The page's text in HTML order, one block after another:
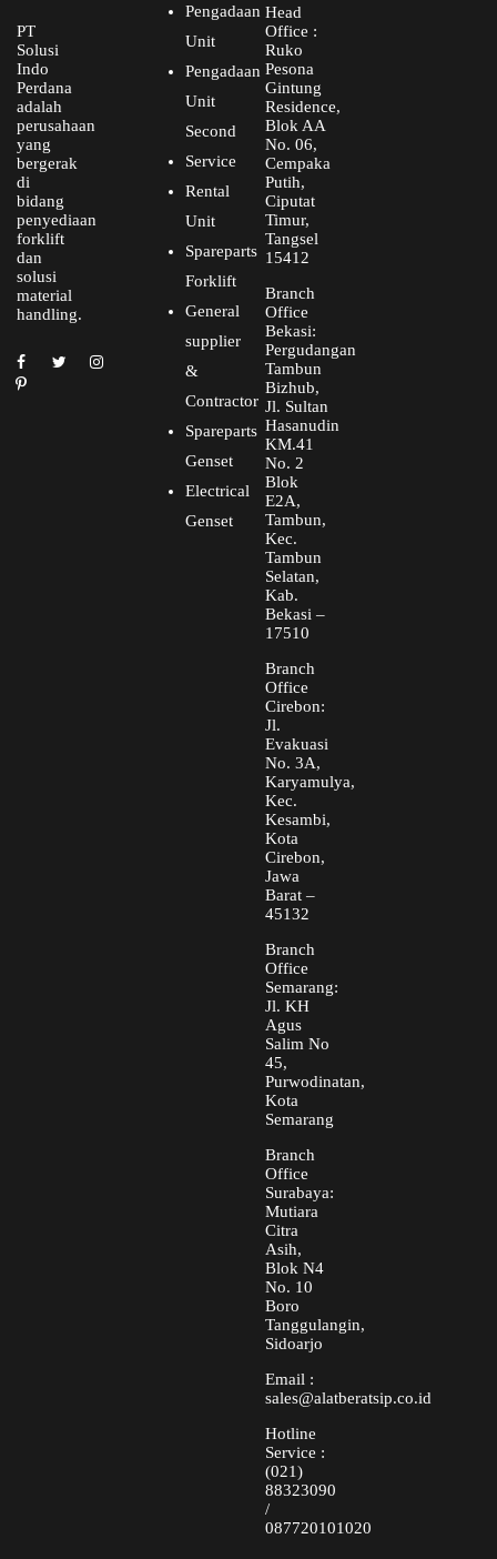
PT
Solusi
Indo
Perdana
adalah
perusahaan
yang
bergerak
di
bidang
penyediaan
forklift
dan
solusi
material
handling.
Pengadaan
Unit
Pengadaan
Unit
Second
Service
Rental
Unit
Spareparts
Forklift
General
supplier
&
Contractor
Spareparts
Genset
Electrical
Genset
Head
Office :
Ruko
Pesona
Gintung
Residence,
Blok AA
No. 06,
Cempaka
Putih,
Ciputat
Timur,
Tangsel
15412
Branch
Office
Bekasi:
Pergudangan
Tambun
Bizhub,
Jl. Sultan
Hasanudin
KM.41
No. 2
Blok
E2A,
Tambun,
Kec.
Tambun
Selatan,
Kab.
Bekasi –
17510
Branch
Office
Cirebon:
Jl.
Evakuasi
No. 3A,
Karyamulya,
Kec.
Kesambi,
Kota
Cirebon,
Jawa
Barat –
45132
Branch
Office
Semarang:
Jl. KH
Agus
Salim No
45,
Purwodinatan,
Kota
Semarang
Branch
Office
Surabaya:
Mutiara
Citra
Asih,
Blok N4
No. 10
Boro
Tanggulangin,
Sidoarjo
Email :
sales@alatberatsip.co.id
Hotline
Service :
(021)
88323090
/
087720101020